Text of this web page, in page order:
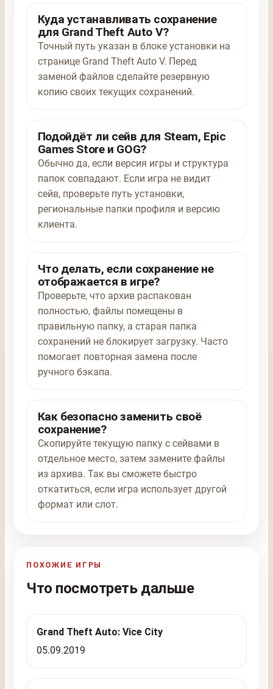
Куда устанавливать сохранение
для Grand Theft Auto V?
Точный путь указан в блоке установки на
странице Grand Theft Auto V. Перед
заменой файлов сделайте резервную
копию своих текущих сохранений.
Подойдёт ли сейв для Steam, Epic
Games Store и GOG?
Обычно да, если версия игры и структура
папок совпадают. Если игра не видит
сейв, проверьте путь установки,
региональные папки профиля и версию
клиента.
Что делать, если сохранение не
отображается в игре?
Проверьте, что архив распакован
полностью, файлы помещены в
правильную папку, а старая папка
сохранений не блокирует загрузку. Часто
помогает повторная замена после
ручного бэкапа.
Как безопасно заменить своё
сохранение?
Скопируйте текущую папку с сейвами в
отдельное место, затем замените файлы
из архива. Так вы сможете быстро
откатиться, если игра использует другой
формат или слот.
ПОХОЖИЕ ИГРЫ
Что посмотреть дальше
Grand Theft Auto: Vice City
05.09.2019